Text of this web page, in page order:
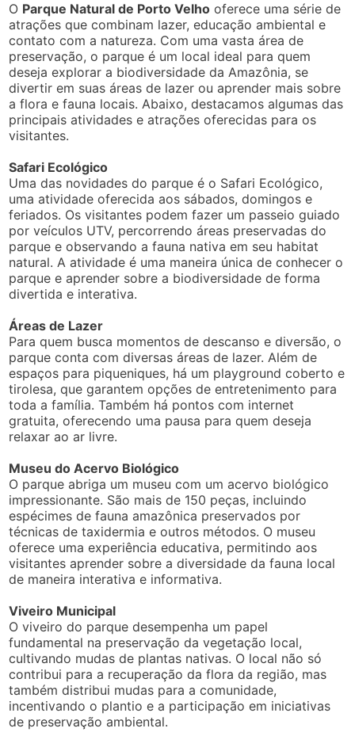
O Parque Natural de Porto Velho oferece uma série de
atrações que combinam lazer, educação ambiental e
contato com a natureza. Com uma vasta área de
preservação, o parque é um local ideal para quem
deseja explorar a biodiversidade da Amazônia, se
divertir em suas áreas de lazer ou aprender mais sobre
a flora e fauna locais. Abaixo, destacamos algumas das
principais atividades e atrações oferecidas para os
visitantes.
Safari Ecológico
Uma das novidades do parque é o Safari Ecológico,
uma atividade oferecida aos sábados, domingos e
feriados. Os visitantes podem fazer um passeio guiado
por veículos UTV, percorrendo áreas preservadas do
parque e observando a fauna nativa em seu habitat
natural. A atividade é uma maneira única de conhecer o
parque e aprender sobre a biodiversidade de forma
divertida e interativa.
Áreas de Lazer
Para quem busca momentos de descanso e diversão, o
parque conta com diversas áreas de lazer. Além de
espaços para piqueniques, há um playground coberto e
tirolesa, que garantem opções de entretenimento para
toda a família. Também há pontos com internet
gratuita, oferecendo uma pausa para quem deseja
relaxar ao ar livre.
Museu do Acervo Biológico
O parque abriga um museu com um acervo biológico
impressionante. São mais de 150 peças, incluindo
espécimes de fauna amazônica preservados por
técnicas de taxidermia e outros métodos. O museu
oferece uma experiência educativa, permitindo aos
visitantes aprender sobre a diversidade da fauna local
de maneira interativa e informativa.
Viveiro Municipal
O viveiro do parque desempenha um papel
fundamental na preservação da vegetação local,
cultivando mudas de plantas nativas. O local não só
contribui para a recuperação da flora da região, mas
também distribui mudas para a comunidade,
incentivando o plantio e a participação em iniciativas
de preservação ambiental.